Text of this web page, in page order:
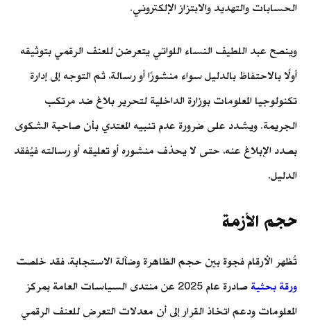
الحسابات والتهديد والابتزاز الإلكتروني.
وينصح عبد اللطيف النساء اللواتي يتعرضن للعنف الرقمي بتوثيقه
أولًا بالاحتفاظ بالدليل سواء منشورًا أو رسالة، ثم التوجه إلى إدارة
تكنولوجيا المعلومات بوزارة الداخلية لتحرير بلاغ ضد مرتكب
الجريمة. ويشدد على ضرورة عدم تنبيه المعتدي بأن صاحبة الشكوى
بصدد الإبلاغ عنه، حتى لا يحذف منشوره أو تعليقه أو رسالته فيُفقد
الدليل.
حجم الأزمة
تُظهر الأرقام فجوة بين حجم الظاهرة وضآلة الاستجابة، فقد خلصت
ورقة بحثية
صادرة عام 2025 عن منتدى السياسات العامة بمركز
المعلومات ودعم اتخاذ القرار إلى أن معدلات التعرض للعنف الرقمي